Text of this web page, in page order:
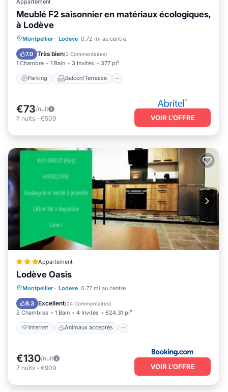
Meublé F2 saisonnier en matériaux écologiques,
à Lodève
Montpellier · Lodeve 0.72 mi au centre
7.0 Très bien(2 Commentaires)
1 Chambre 1 Bain 3 Invités 377 pi²
Parking Balcon/Terrasse
Parking Balcon/Terrasse
Internet
€73/nuit
7 nuits - €509 VOIR L’OFFRE
Appartement
Lodève Oasis
Montpellier · Lodeve 0.77 mi au centre
8.3 Excellent(24 Commentaires)
2 Chambres 1 Bain 4 Invités 624.31 pi²
Internet Animaux acceptés
Internet
Animaux acceptés
Adapté aux enfants
€130/nuit
7 nuits - €909 VOIR L’OFFRE